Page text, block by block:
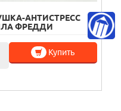
АНТИСТРЕСС
ФРЕДДИ
Купить